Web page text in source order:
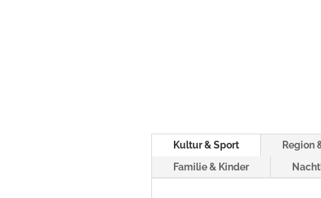
Kultur & Sport Region
Familie & Kinder